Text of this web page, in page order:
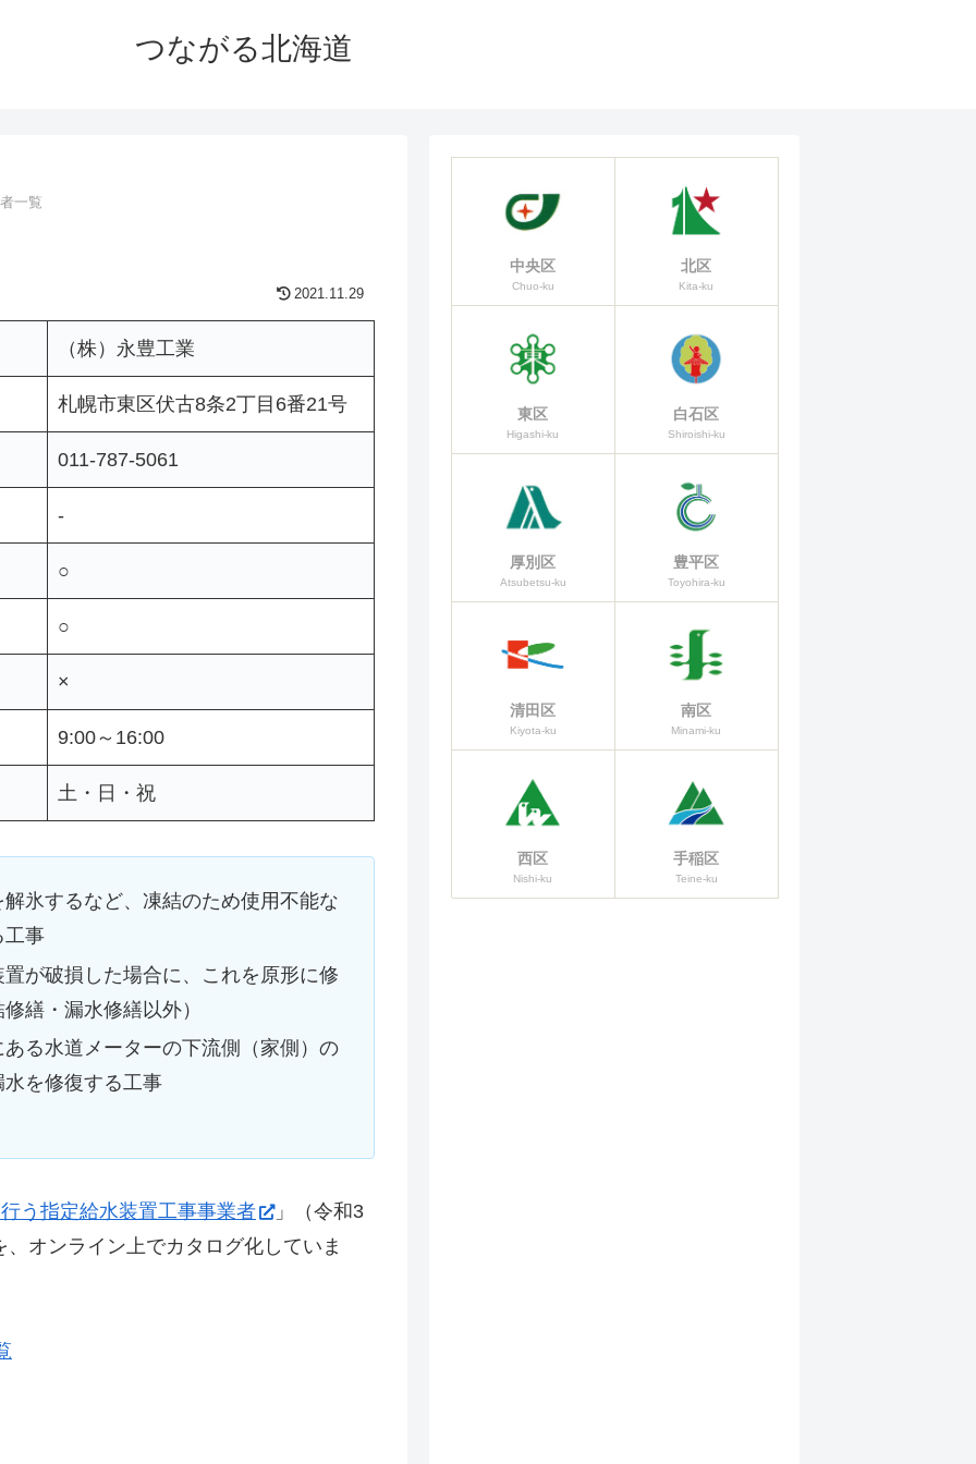
つながる北海道
一覧
2021.11.29
（株）永豊工業
札幌市東区伏古8条2丁目6番21号
011-787-5061
-
○
○
×
9:00～16:00
土・日・祝
氷するなど、凍結のため使用不能な
工事
が破損した場合に、これを原形に修
繕・漏水修繕以外）
る水道メーターの下流側（家側）の
を修復する工事
う指定給水装置工事事業者
」（令和3
オンライン上でカタログ化していま
中央区
Chuo-ku
北区
Kita-ku
東区
Higashi-ku
白石区
Shiroishi-ku
厚別区
Atsubetsu-ku
豊平区
Toyohira-ku
清田区
Kiyota-ku
南区
Minami-ku
西区
Nishi-ku
手稲区
Teine-ku